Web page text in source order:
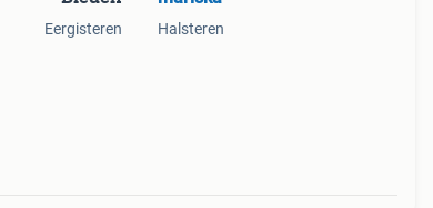
Eergisteren Halsteren